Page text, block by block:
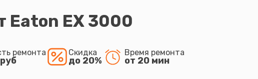
Eaton EX 3000
ремонта Скидка
до 20%
Время ремонта
от 20 мин